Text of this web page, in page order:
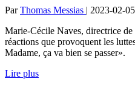
ParThomas Messias | 2023-02-
Marie-Cécile Naves, directrice
réactions que provoquent les
Madame, ça va bien se passer».
Lire plus